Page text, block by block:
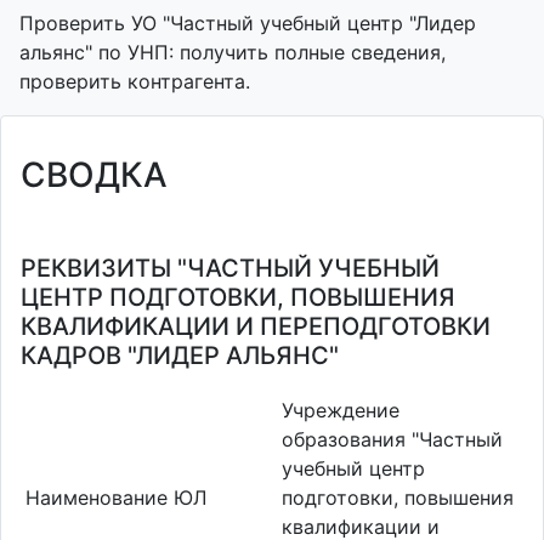
Проверить УО "Частный учебный центр "Лидер
альянс" по УНП: получить полные сведения,
проверить контрагента.
СВОДКА
РЕКВИЗИТЫ "ЧАСТНЫЙ УЧЕБНЫЙ
ЦЕНТР ПОДГОТОВКИ, ПОВЫШЕНИЯ
КВАЛИФИКАЦИИ И ПЕРЕПОДГОТОВКИ
КАДРОВ "ЛИДЕР АЛЬЯНС"
Наименование ЮЛ
Учреждение
образования "Частный
учебный центр
подготовки, повышения
квалификации и